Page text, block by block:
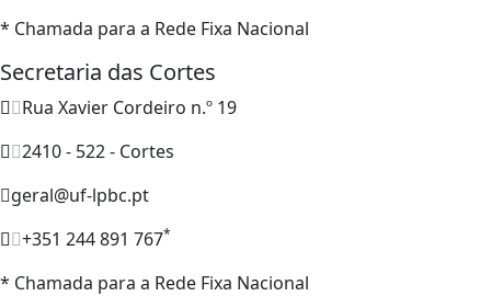
* Chamada para a Rede Fixa Nacional
Secretaria das Cortes
Rua Xavier Cordeiro n.º 19
2410 - 522 - Cortes
geral@uf-lpbc.pt
+351 244 891 767*
* Chamada para a Rede Fixa Nacional